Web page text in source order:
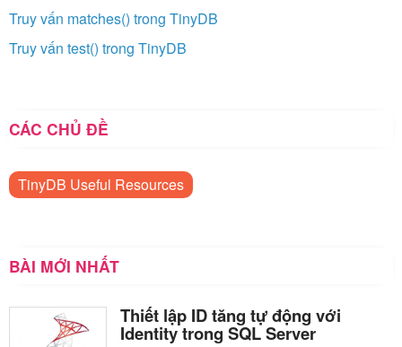
Truy vấn matches() trong TinyDB
Truy vấn test() trong TinyDB
CÁC CHỦ ĐỀ
TinyDB Useful Resources
BÀI MỚI NHẤT
Thiết lập ID tăng tự động với
Identity trong SQL Server